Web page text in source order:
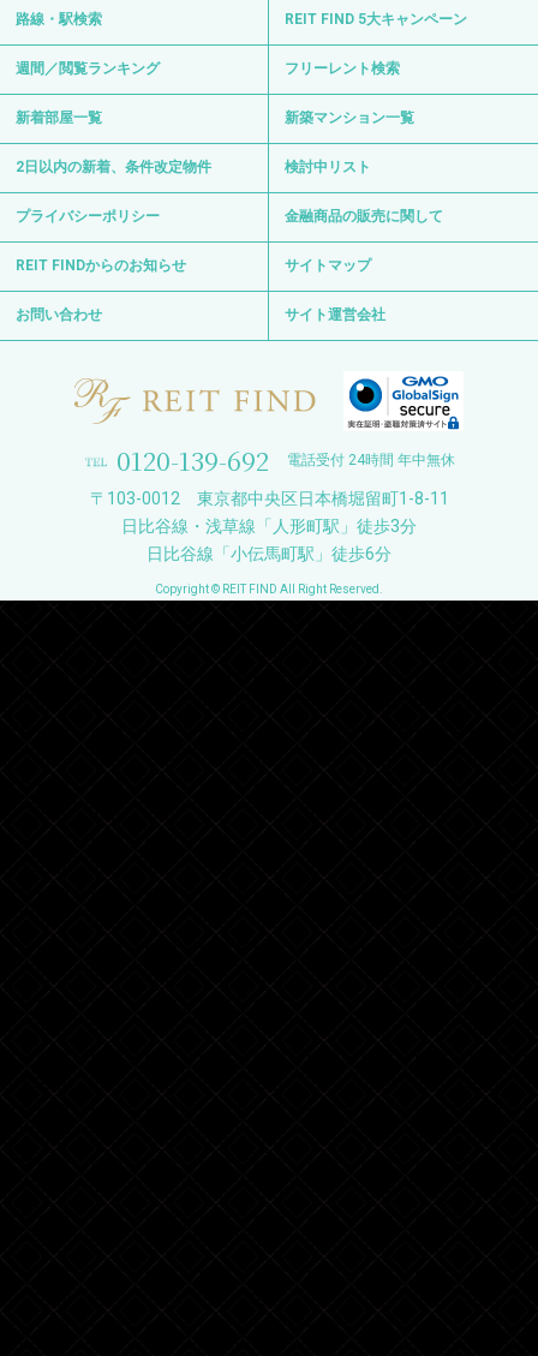
路線・駅検索 REIT FIND 5大キャンペーン
週間／閲覧ランキング フリーレント検索
新着部屋一覧 新築マンション一覧
2日以内の新着、条件改定物件 検討中リスト
プライバシーポリシー 金融商品の販売に関して
REIT FINDからのお知らせ サイトマップ
お問い合わせ サイト運営会社
0120-139-692 電話受付 24時間 年中無休
〒103-0012 東京都中央区日本橋堀留町1-8-11
日比谷線・浅草線「人形町駅」徒歩3分
日比谷線「小伝馬町駅」徒歩6分
Copyright © REIT FIND All Right Reserved.